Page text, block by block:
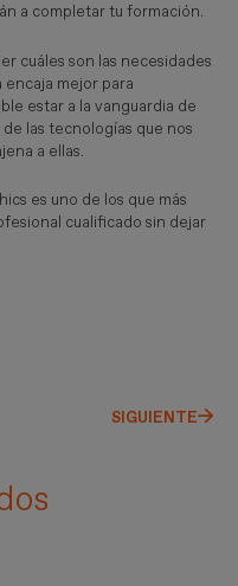
a completar tu formación.
cuáles son las necesidades
mejor para
estar a la vanguardia de
las tecnologías que nos
a ellas.
es uno de los que más
cualificado sin dejar
SIGUIENTE